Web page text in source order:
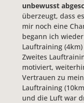
unbewusst
überzeugt, dass
mir noch eine
begann ich
Lauftraining
Zweites
motiviert,
Vertrauen zu
Lauftraining
und die Luft war